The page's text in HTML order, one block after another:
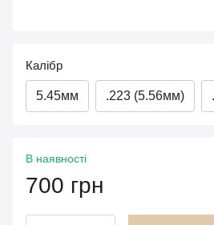
Калібр
5.45мм .223 (5.56мм)
В наявності
700 грн